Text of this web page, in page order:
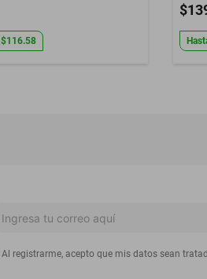
$116.58
Al registrarme, acepto que mis datos sean